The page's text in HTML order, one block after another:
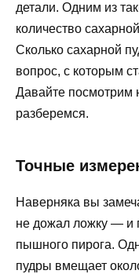
детали. Одним из
количество
Сколько сахарной
вопрос, с которым
Давайте посмотрим
разберемся.
Точные
Наверняка вы
не дожал ложку — и
пышного пирога.
пудры вмещает